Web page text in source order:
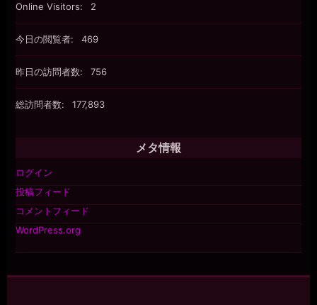
Online Visitors: 2
今日の閲覧者: 469
昨日の訪問者数: 756
総訪問者数: 177,893
メタ情報
ログイン
投稿フィード
コメントフィード
WordPress.org